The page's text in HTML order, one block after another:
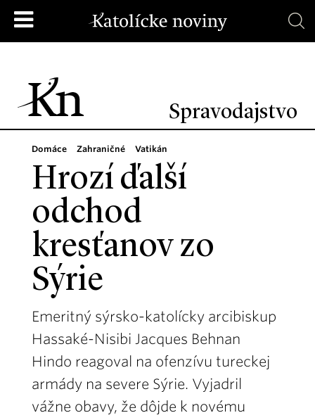
Spravodajstvo
Domáce Zahraničné Vatikán
Hrozí ďalší
odchod
kresťanov zo
Sýrie
Emeritný sýrsko-katolícky arcibiskup
Hassaké-Nisibi Jacques Behnan
Hindo reagoval na ofenzívu tureckej
armády na severe Sýrie. Vyjadril
vážne obavy, že dôjde k novému